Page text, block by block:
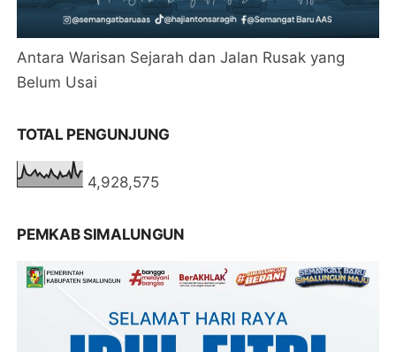
Antara Warisan Sejarah dan Jalan Rusak yang
Belum Usai
TOTAL PENGUNJUNG
4,928,575
PEMKAB SIMALUNGUN